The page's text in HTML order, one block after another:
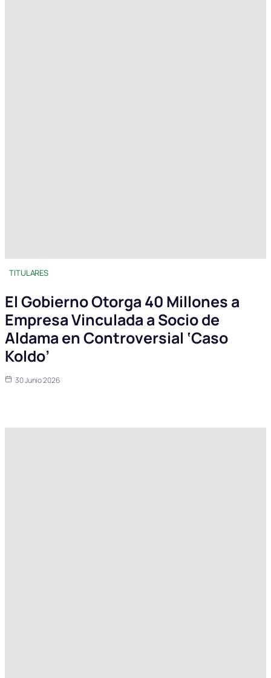
TITULARES
El Gobierno Otorga 40 Millones a
Empresa Vinculada a Socio de
Aldama en Controversial ‘Caso
Koldo’
30 Junio 2026